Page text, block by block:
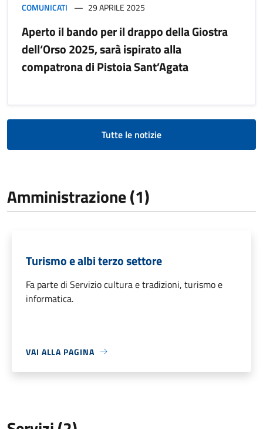
COMUNICATI 29 APRILE 2025
Aperto il bando per il drappo della Giostra
dell‘Orso 2025, sarà ispirato alla
compatrona di Pistoia Sant’Agata
Tutte le notizie
Amministrazione (1)
Turismo e albi terzo settore
Fa parte di Servizio cultura e tradizioni, turismo e
informatica.
VAI ALLA PAGINA